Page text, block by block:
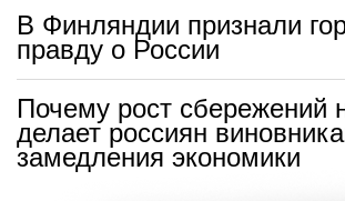
В Финляндии признали
правду о России
Почему рост сбережений
делает россиян
замедления экономики